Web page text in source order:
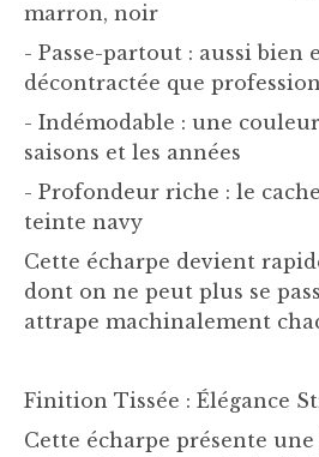
marron, noir
- Passe-partout : aussi bien
décontractée que
- Indémodable : une
saisons et les années
- Profondeur riche : le
teinte navy
Cette écharpe devient
dont on ne peut plus se
attrape machinalement
Finition Tissée : Élégance
Cette écharpe présente